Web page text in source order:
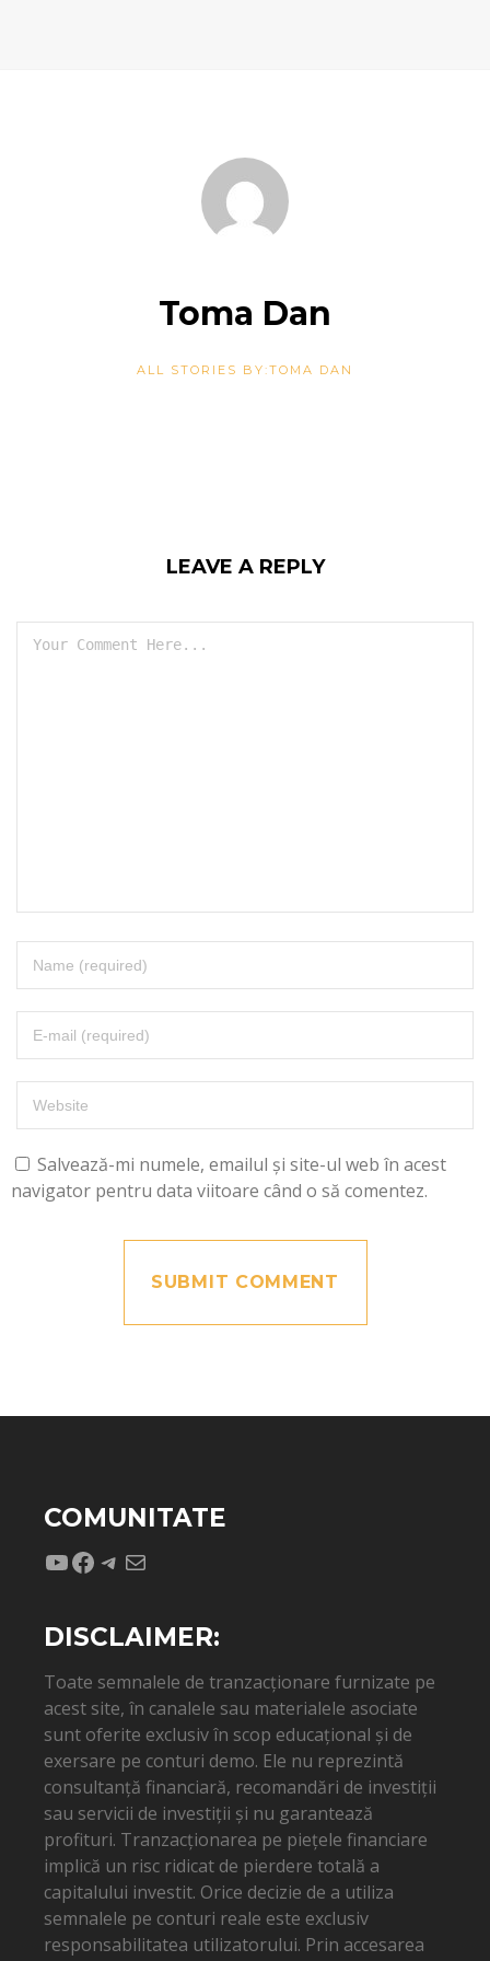
Toma Dan
ALL STORIES BY:TOMA DAN
LEAVE A REPLY
Salvează-mi numele, emailul și site-ul web în acest
navigator pentru data viitoare când o să comentez.
COMUNITATE
YouTube
Facebook
Telegram
Mail
DISCLAIMER:
Toate semnalele de tranzacționare furnizate pe
acest site, în canalele sau materialele asociate
sunt oferite exclusiv în scop educațional și de
exersare pe conturi demo. Ele nu reprezintă
consultanță financiară, recomandări de investiții
sau servicii de investiții și nu garantează
profituri. Tranzacționarea pe piețele financiare
implică un risc ridicat de pierdere totală a
capitalului investit. Orice decizie de a utiliza
semnalele pe conturi reale este exclusiv
responsabilitatea utilizatorului. Prin accesarea